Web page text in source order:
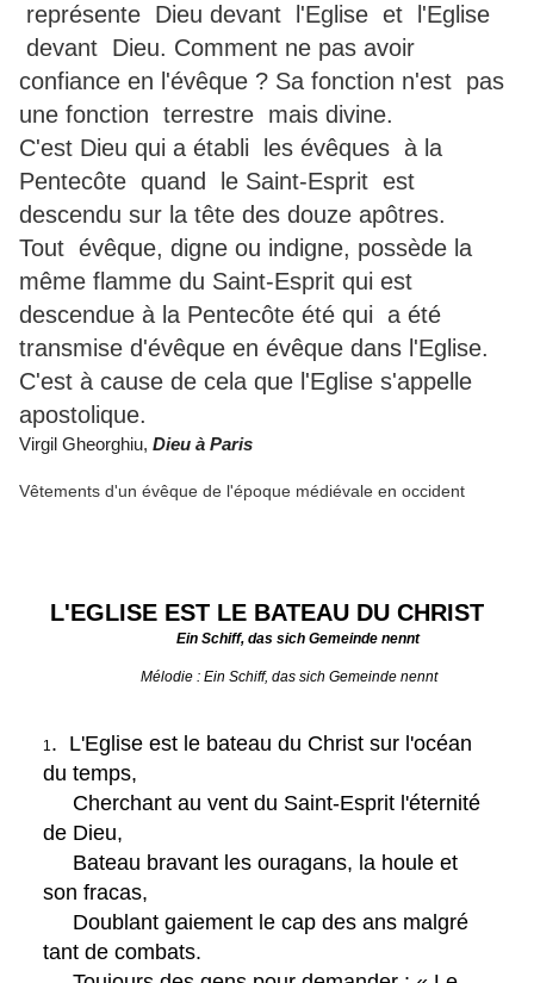
représente Dieu devant l'Eglise et l'Eglise
devant Dieu. Comment ne pas avoir
confiance en l'évêque ? Sa fonction n'est pas
une fonction terrestre mais divine.
C'est Dieu qui a établi les évêques à la
Pentecôte quand le Saint-Esprit est
descendu sur la tête des douze apôtres.
Tout évêque, digne ou indigne, possède la
même flamme du Saint-Esprit qui est
descendue à la Pentecôte été qui a été
transmise d'évêque en évêque dans l'Eglise.
C'est à cause de cela que l'Eglise s'appelle
apostolique.
Virgil Gheorghiu, Dieu à Paris
Vêtements d'un évêque de l'époque médiévale en occident
L'EGLISE EST LE BATEAU DU CHRIST
Ein Schiff, das sich Gemeinde nennt
Mélodie : Ein Schiff, das sich Gemeinde nennt
1. L'Eglise est le bateau du Christ sur l'océan
du temps,
Cherchant au vent du Saint-Esprit l'éternité
de Dieu,
Bateau bravant les ouragans, la houle et
son fracas,
Doublant gaiement le cap des ans malgré
tant de combats.